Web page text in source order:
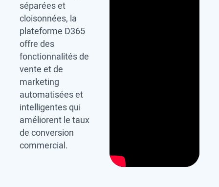
séparées et
cloisonnées, la
plateforme D365
offre des
fonctionnalités de
vente et de
marketing
automatisées et
intelligentes qui
améliorent le taux
de conversion
commercial.